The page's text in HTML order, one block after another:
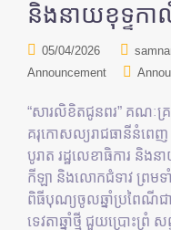
និងនាយខុទ្ទ
05/04/2026
Announcement
“សារលិខិតជូនពរ” គណៈគ្រ
គរុកោសល្យរាជធានីនំពេ
បូរាត រដ្ឋលេខាធិការ និ
កីឡា និងលោកជំទាវ ព្រមទ
ពិធីបុណ្យចូលឆ្នាំប្រពៃណីជ
ទេវតាឆ្នាំថ្មី ជួយប្រោះព្